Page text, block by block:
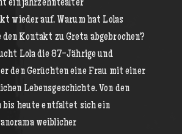
ein jahrzehntealter
wieder auf. Warum hat Lolas
Kontakt zu Greta abgebrochen?
Lola die 87-Jährige und
den Gerüchten eine Frau mit einer
Lebensgeschichte. Von den
bis heute entfaltet sich ein
weiblicher